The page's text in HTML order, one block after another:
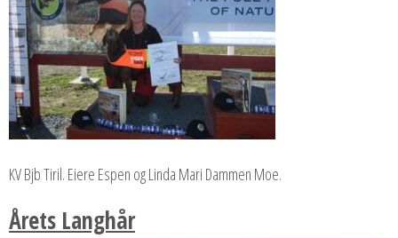
KV Bjb Tiril. Eiere Espen og Linda Mari Dammen Moe.
Årets Langhår